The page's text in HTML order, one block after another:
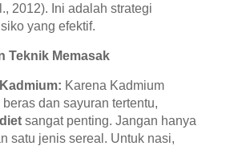
2012). Ini adalah strategi
yang efektif.
Teknik Memasak
Karena Kadmium
dan sayuran tertentu,
sangat penting. Jangan hanya
satu jenis sereal. Untuk nasi,